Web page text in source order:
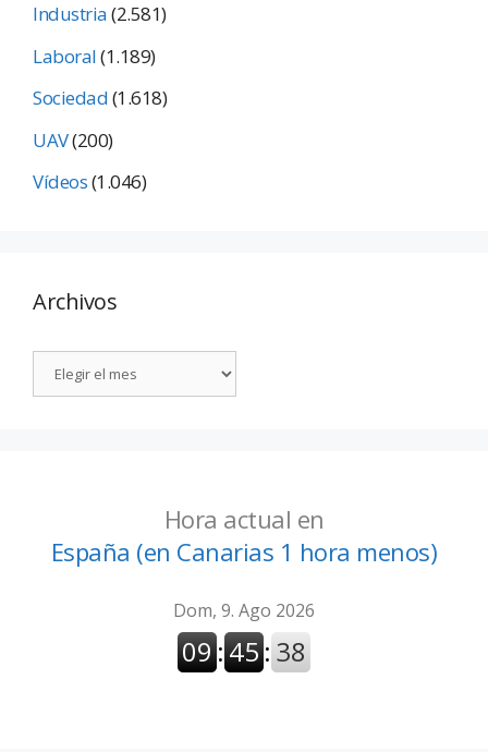
Industria(2.581)
Laboral(1.189)
Sociedad(1.618)
UAV(200)
Vídeos(1.046)
Archivos
Hora actual en
España (en Canarias 1 hora menos)